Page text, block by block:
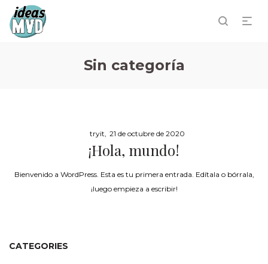
Sin categoría
bytryit Posted
on
21 de octubre de 2020
¡Hola, mundo!
Bienvenido a WordPress. Esta es tu primera entrada. Edítala o bórrala,
¡luego empieza a escribir!
CATEGORIES